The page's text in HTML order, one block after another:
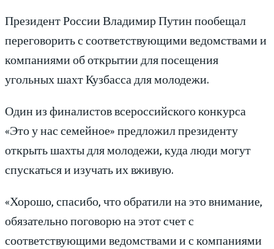
Президент России Владимир Путин пообещал
переговорить с соответствующими ведомствами и
компаниями об открытии для посещения
угольных шахт Кузбасса для молодежи.
Один из финалистов всероссийского конкурса
«Это у нас семейное» предложил президенту
открыть шахты для молодежи, куда люди могут
спускаться и изучать их вживую.
«Хорошо, спасибо, что обратили на это внимание,
обязательно поговорю на этот счет с
соответствующими ведомствами и с компаниями